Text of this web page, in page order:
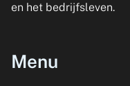
en het bedrijfsleven.
Menu